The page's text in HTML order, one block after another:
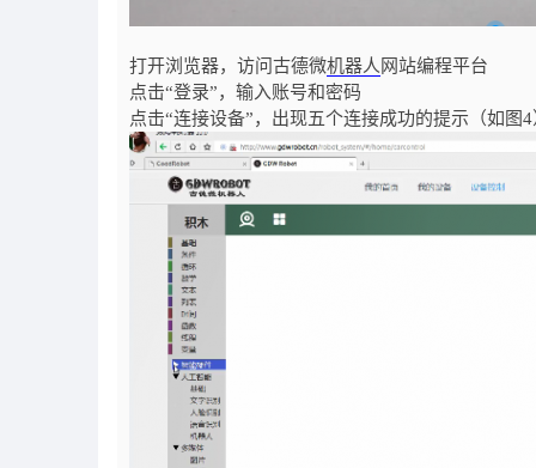
打开浏览器，访问古德微机器人 网站编程平台
点击“登录”，输入账号和密码
点击“连接设备”，出现五个连接成功的提示（如图4